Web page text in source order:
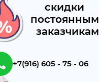
cкидки
постоянным
заказчикам
+7(916) 605 - 75 - 06